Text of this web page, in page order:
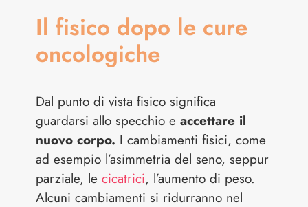
Il fisico dopo le cure
oncologiche
Dal punto di vista fisico significa
guardarsi allo specchio eaccettare il
nuovo corpo. I cambiamenti fisici, come
ad esempio l’asimmetria del seno, seppur
parziale, lecicatrici, l’aumento di peso.
Alcuni cambiamenti si ridurranno nel